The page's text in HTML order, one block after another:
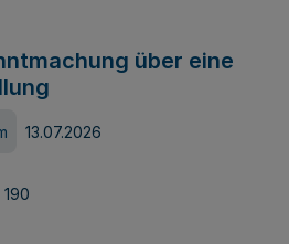
über eine
13.07.2026
190